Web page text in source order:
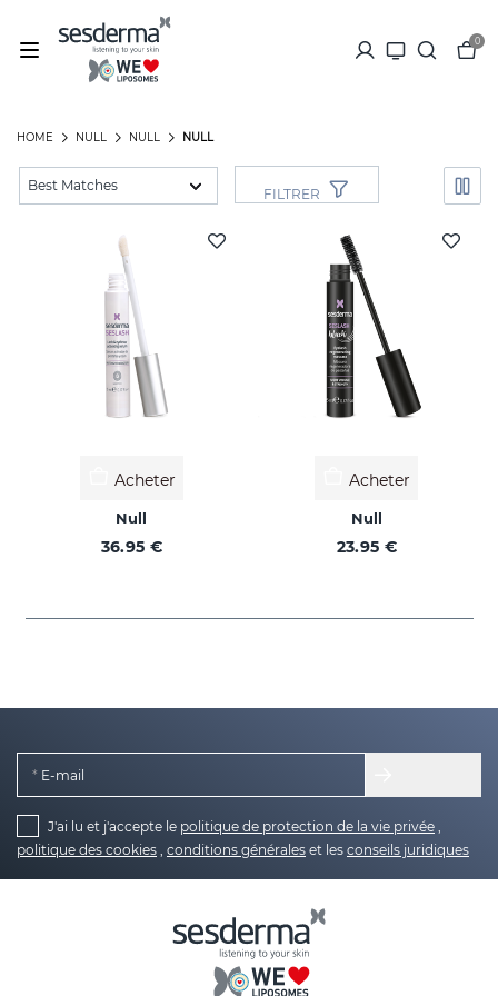
0
NULL
NULL
NULL
HOME
FILTRER
Acheter
Null
36.95 €
Acheter
Null
23.95 €
E-mail
J'ai lu et j'accepte le politique de protection de la vie privée ,
politique des cookies , conditions générales et les conseils juridiques